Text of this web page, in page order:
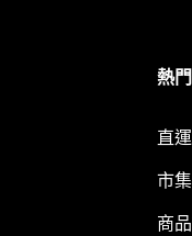
熱
直
市集
商